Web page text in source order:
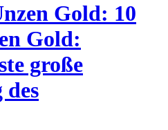
Gold: 10
Gold:
große